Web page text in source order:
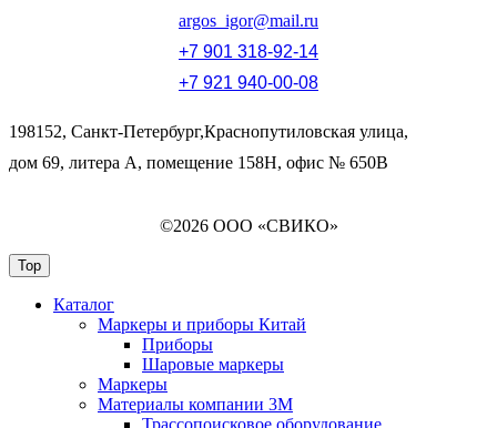
argos_igor@mail.ru
+7 901 318-92-14
+7 921 940-00-08
198152, Санкт-Петербург,Краснопутиловская улица,
дом 69, литера А, помещение 158Н, офис № 650В
©2026 ООО «СВИКО»
Top
Каталог
Маркеры и приборы Китай
Приборы
Шаровые маркеры
Маркеры
Материалы компании 3М
Трассопоисковое оборудование